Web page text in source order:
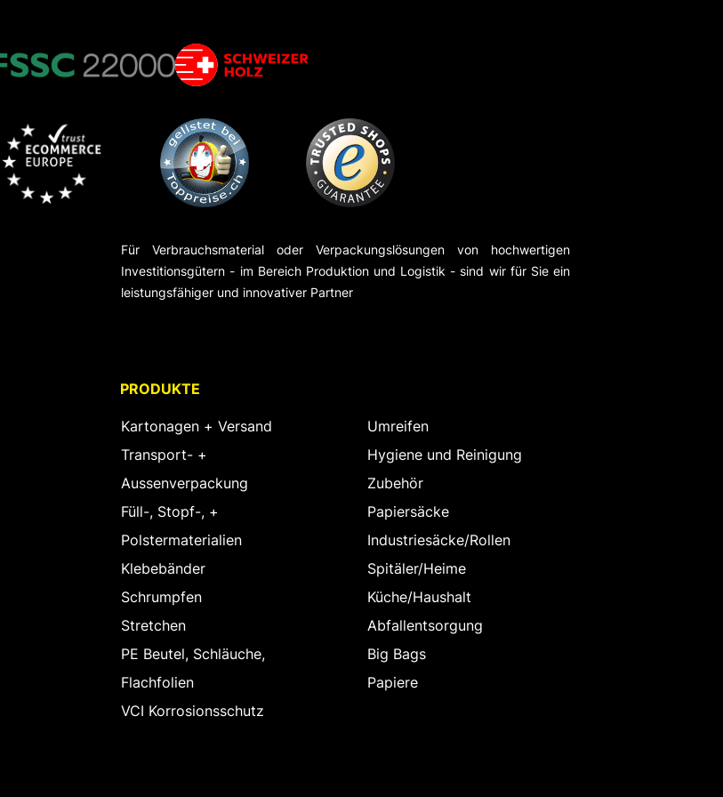
Für Verbrauchsmaterial oder Verpackungslösungen von hochwertigen
Investitionsgütern - im Bereich Produktion und Logistik - sind wir für Sie ein
leistungsfähiger und innovativer Partner
PRODUKTE
Kartonagen + Versand
Transport- +
Aussenverpackung
Füll-, Stopf-, +
Polstermaterialien
Klebebänder
Schrumpfen
Stretchen
PE Beutel, Schläuche,
Flachfolien
VCI Korrosionsschutz
Umreifen
Hygiene und Reinigung
Zubehör
Papiersäcke
Industriesäcke/Rollen
Spitäler/Heime
Küche/Haushalt
Abfallentsorgung
Big Bags
Papiere